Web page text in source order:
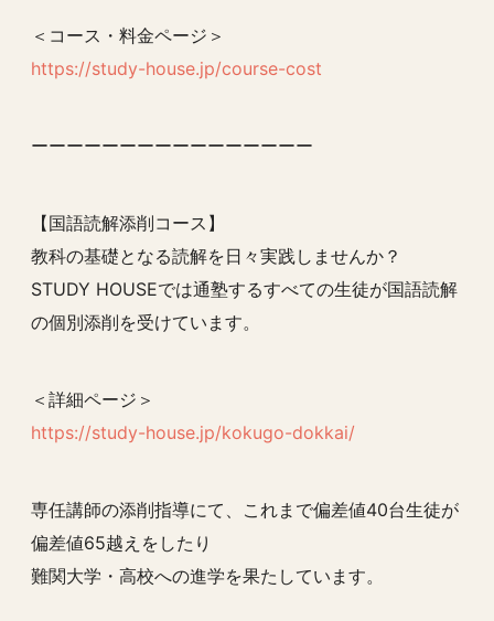
＜コース・料金ページ＞
https://study-house.jp/course-cost
ーーーーーーーーーーーーーーーー
【国語読解添削コース】
教科の基礎となる読解を日々実践しませんか？
STUDY HOUSEでは通塾するすべての生徒が国語読解
の個別添削を受けています。
＜詳細ページ＞
https://study-house.jp/kokugo-dokkai/
専任講師の添削指導にて、これまで偏差値40台生徒が
偏差値65越えをしたり
難関大学・高校への進学を果たしています。